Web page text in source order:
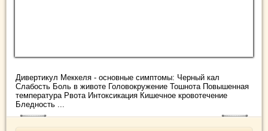
Дивертикул Меккеля - основные симптомы: Черный кал
Слабость Боль в животе Головокружение Тошнота Повышенная
температура Рвота Интоксикация Кишечное кровотечение
Бледность ...